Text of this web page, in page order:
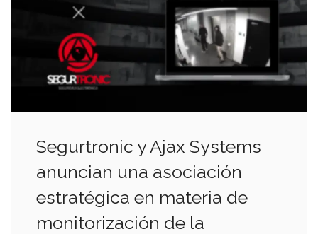
Segurtronic y Ajax Systems
anuncian una asociación
estratégica en materia de
monitorización de la